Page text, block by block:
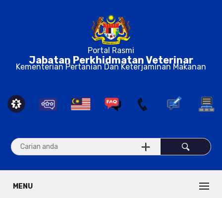
Portal Rasmi
Jabatan Perkhidmatan Veterinar
Kementerian Pertanian Dan Keterjaminan Makanan
MENU